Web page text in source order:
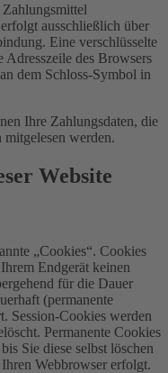
ausschließlich über
Eine verschlüsselte
Adresszeile des Browsers
dem Schloss-Symbol in
Ihre Zahlungsdaten, die
werden.
Website
„Cookies“. Cookies
Endgerät keinen
für die Dauer
(permanente
Session-Cookies werden
Permanente Cookies
Sie diese selbst löschen
Webbrowser erfolgt.